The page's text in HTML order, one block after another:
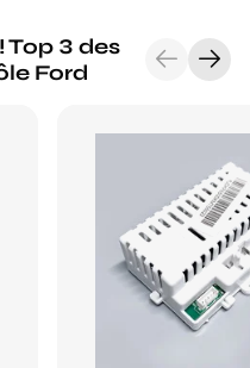
Top 3 des
Ford